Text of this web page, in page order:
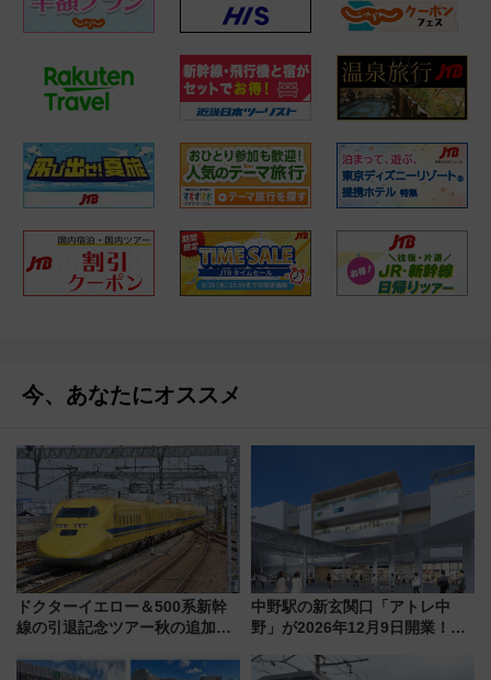
今、あなたにオススメ
ドクターイエロー＆500系新幹
線の引退記念ツアー秋の追加企
ホテル情報まとめ
中野駅の新玄関口「アトレ中
野」が2026年12月9日開業！新
注目スポット